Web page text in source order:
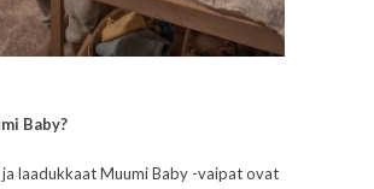
Baby?
laadukkaat Muumi Baby -vaipat ovat